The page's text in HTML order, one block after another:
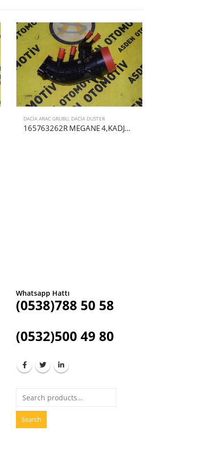
DACIA ARAC GRUBU DACIA DUSTER
165763262R MEGANE 4,KADJAR,CLİO 5 TURBO GİRİŞ BORUSU
Whatsapp Hattı
(0538)788 50 58
(0532)500 49 80
Search